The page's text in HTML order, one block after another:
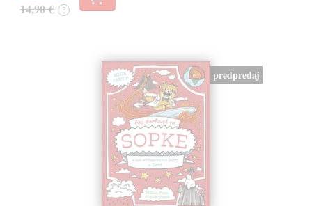
14,90 € ?
predpredaj